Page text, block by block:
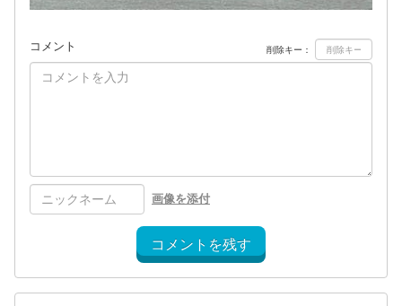
コメント 削除キー：
画像を添付
コメントを残す